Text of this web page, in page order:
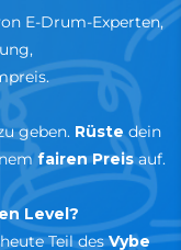
E-Drum-Experten,
geben. Rüstedein
fairen Preisauf.
Level?
Teil desVybe